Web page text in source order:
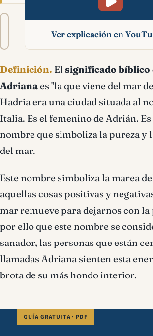
Tamaño
A− A+
bíblico
Ver explicación en
Definición. El significado bíblico
Adrianaes "la que viene del mar
Hadria era una ciudad situada al
Italia. Es el femenino de Adrián.
nombre que simboliza la pureza y
del mar.
Este nombre simboliza la marea
aquellas cosas positivas y
mar remueve para dejarnos con la
por ello que este nombre se
sanador, las personas que están
llamadas Adriana sienten esta
brota de su más hondo interior.
GUÍA GRATUITA · PDF